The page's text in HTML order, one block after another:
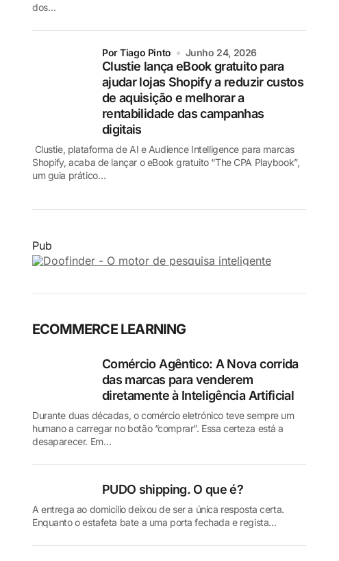
dos…
Clustie lança eBook gratuito para
ajudar lojas Shopify a reduzir custos
de aquisição e melhorar a
rentabilidade das campanhas
digitais
por Tiago Pinto Junho 24, 2026
Clustie, plataforma de AI e Audience Intelligence para marcas
Shopify, acaba de lançar o eBook gratuito “The CPA Playbook”,
um guia prático…
Pub
ECOMMERCE LEARNING
Comércio Agêntico: A Nova corrida
das marcas para venderem
diretamente à Inteligência Artificial
Durante duas décadas, o comércio eletrónico teve sempre um
humano a carregar no botão “comprar”. Essa certeza está a
desaparecer. Em…
PUDO shipping. O que é?
A entrega ao domicílio deixou de ser a única resposta certa.
Enquanto o estafeta bate a uma porta fechada e regista…